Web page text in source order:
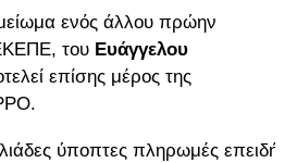
ενός άλλου πρώην
του Ευάγγελου
επίσης μέρος της
ύποπτες πληρωμές επειδή